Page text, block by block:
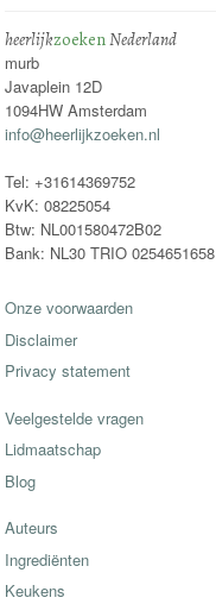
heerlijkzoekenNederland
murb
Javaplein 12D
1094HW Amsterdam
info@heerlijkzoeken.nl
Tel: +31614369752
KvK: 08225054
Btw: NL001580472B02
Bank: NL30 TRIO 0254651658
Onze voorwaarden
Disclaimer
Privacy statement
Veelgestelde vragen
Lidmaatschap
Blog
Auteurs
Ingrediënten
Keukens